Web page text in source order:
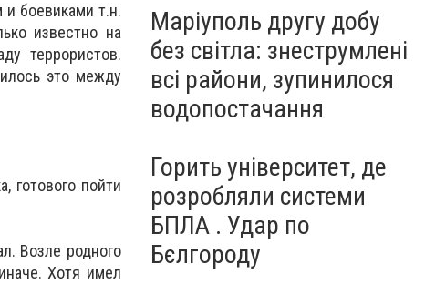
боевиками т.н.
известно на
террористов.
это между
готового пойти
Возле родного
Хотя имел
Маріуполь другу добу
без світла: знеструмлені
всі райони, зупинилося
водопостачання
Горить університет, де
розробляли системи
БПЛА . Удар по
Бєлгороду